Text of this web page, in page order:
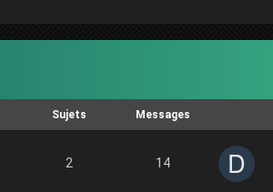
Sujets Messages
2 14